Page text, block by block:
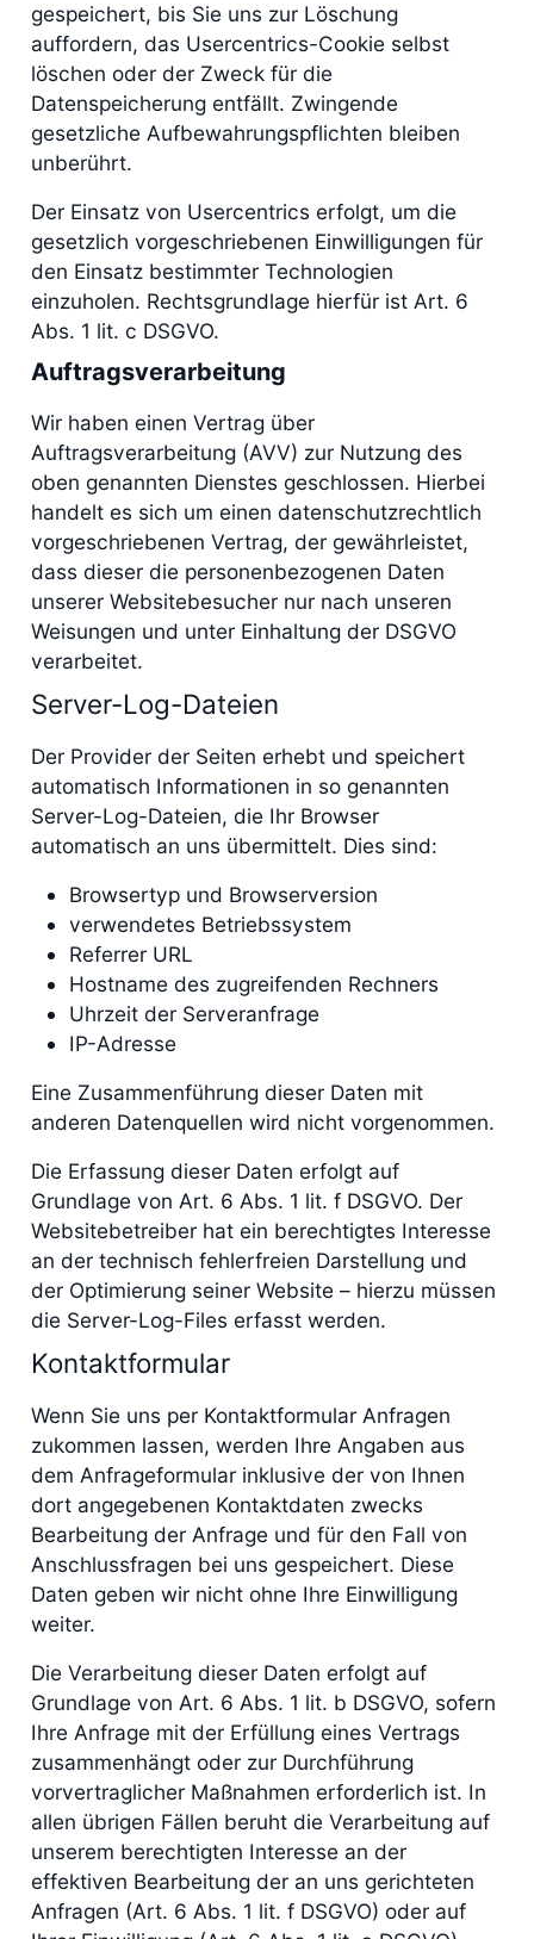
gespeichert, bis Sie uns zur Löschung
auffordern, das Usercentrics-Cookie selbst
löschen oder der Zweck für die
Datenspeicherung entfällt. Zwingende
gesetzliche Aufbewahrungspflichten bleiben
unberührt.
Der Einsatz von Usercentrics erfolgt, um die
gesetzlich vorgeschriebenen Einwilligungen für
den Einsatz bestimmter Technologien
einzuholen. Rechtsgrundlage hierfür ist Art. 6
Abs. 1 lit. c DSGVO.
Auftragsverarbeitung
Wir haben einen Vertrag über
Auftragsverarbeitung (AVV) zur Nutzung des
oben genannten Dienstes geschlossen. Hierbei
handelt es sich um einen datenschutzrechtlich
vorgeschriebenen Vertrag, der gewährleistet,
dass dieser die personenbezogenen Daten
unserer Websitebesucher nur nach unseren
Weisungen und unter Einhaltung der DSGVO
verarbeitet.
Server-Log-Dateien
Der Provider der Seiten erhebt und speichert
automatisch Informationen in so genannten
Server-Log-Dateien, die Ihr Browser
automatisch an uns übermittelt. Dies sind:
Browsertyp und Browserversion
verwendetes Betriebssystem
Referrer URL
Hostname des zugreifenden Rechners
Uhrzeit der Serveranfrage
IP-Adresse
Eine Zusammenführung dieser Daten mit
anderen Datenquellen wird nicht vorgenommen.
Die Erfassung dieser Daten erfolgt auf
Grundlage von Art. 6 Abs. 1 lit. f DSGVO. Der
Websitebetreiber hat ein berechtigtes Interesse
an der technisch fehlerfreien Darstellung und
der Optimierung seiner Website – hierzu müssen
die Server-Log-Files erfasst werden.
Kontaktformular
Wenn Sie uns per Kontaktformular Anfragen
zukommen lassen, werden Ihre Angaben aus
dem Anfrageformular inklusive der von Ihnen
dort angegebenen Kontaktdaten zwecks
Bearbeitung der Anfrage und für den Fall von
Anschlussfragen bei uns gespeichert. Diese
Daten geben wir nicht ohne Ihre Einwilligung
weiter.
Die Verarbeitung dieser Daten erfolgt auf
Grundlage von Art. 6 Abs. 1 lit. b DSGVO, sofern
Ihre Anfrage mit der Erfüllung eines Vertrags
zusammenhängt oder zur Durchführung
vorvertraglicher Maßnahmen erforderlich ist. In
allen übrigen Fällen beruht die Verarbeitung auf
unserem berechtigten Interesse an der
effektiven Bearbeitung der an uns gerichteten
Anfragen (Art. 6 Abs. 1 lit. f DSGVO) oder auf